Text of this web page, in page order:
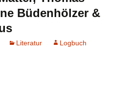
Büdenhölzer &
Literatur
Logbuch